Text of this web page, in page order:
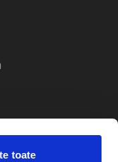
toate